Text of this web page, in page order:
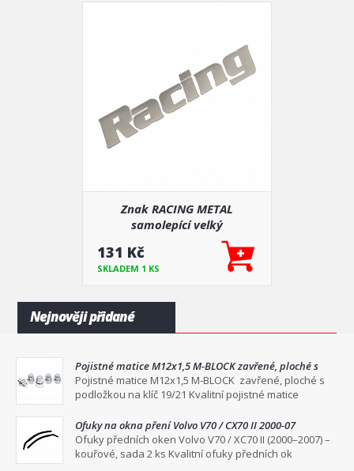
Znak RACING METAL
samolepící velký
131 Kč
SKLADEM 1 KS
Nejnověji přidané
Pojistné matice M12x1,5 M-BLOCK zavřené, ploché s
podložkou na klíč 19/21
Pojistné matice M12x1,5 M-BLOCK zavřené, ploché s
podložkou na klíč 19/21 Kvalitní pojistné matice
Ofuky na okna pření Volvo V70 / CX70 II 2000-07
Ofuky předních oken Volvo V70 / XC70 II (2000–2007) –
kouřové, sada 2 ks Kvalitní ofuky předních ok